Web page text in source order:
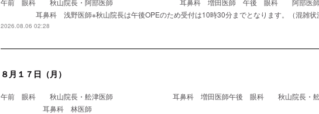
午前 眼科 秋山院長・阿部医師 耳鼻科 増田医師 午後 眼科 阿部
耳鼻科 浅野医師※秋山院長は午後OPEのため受付は10時30分までとなります。（混雑状
2026.08.06 02:28
８月１７日（月）
午前 眼科 秋山院長・舩津医師 耳鼻科 増田医師午後 眼科 秋山院長・舩
耳鼻科 林医師